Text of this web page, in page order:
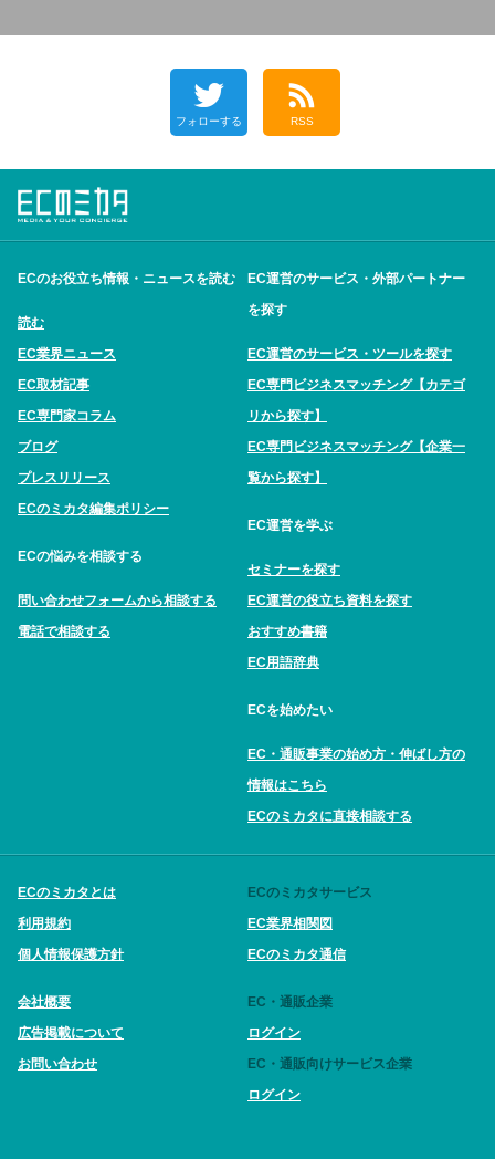
フォローする RSS
ECのお役立ち情報・ニュースを読む
読む
EC業界ニュース
EC取材記事
EC専門家コラム
ブログ
プレスリリース
ECのミカタ編集ポリシー
ECの悩みを相談する
問い合わせフォームから相談する
電話で相談する
EC運営のサービス・外部パートナー
を探す
EC運営のサービス・ツールを探す
EC専門ビジネスマッチング【カテゴ
リから探す】
EC専門ビジネスマッチング【企業一
覧から探す】
EC運営を学ぶ
セミナーを探す
EC運営の役立ち資料を探す
おすすめ書籍
EC用語辞典
ECを始めたい
EC・通販事業の始め方・伸ばし方の
情報はこちら
ECのミカタに直接相談する
ECのミカタとは
利用規約
個人情報保護方針
会社概要
広告掲載について
お問い合わせ
ECのミカタサービス
EC業界相関図
ECのミカタ通信
EC・通販企業
ログイン
EC・通販向けサービス企業
ログイン